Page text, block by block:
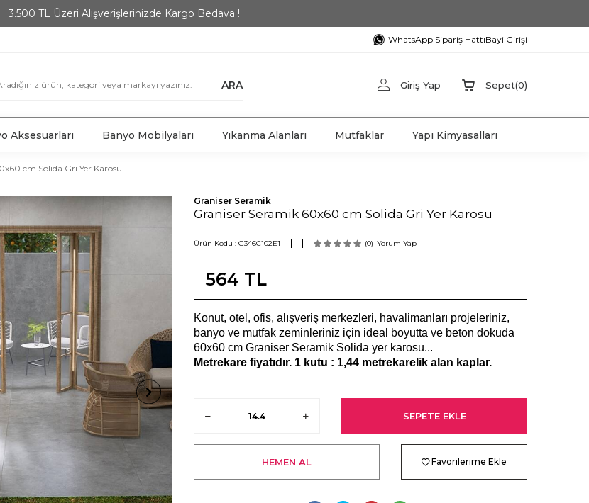
3.500 TL Üzeri Alışverişlerinizde Kargo Bedava !
WhatsApp Sipariş HattıBayi Girişi
ARA Giriş Yap Sepet(0)
Aksesuarları Banyo Mobilyaları Yıkanma Alanları Mutfaklar Yapı Kimyasalları
cm Solida Gri Yer Karosu
Graniser Seramik
Graniser Seramik 60x60 cm Solida Gri Yer Karosu
Ürün Kodu : G346C102E1 (0) Yorum Yap
564 TL
Konut, otel, ofis, alışveriş merkezleri, havalimanları projeleriniz,
banyo ve mutfak zeminleriniz için ideal boyutta ve beton dokuda
60x60 cm Graniser Seramik Solida yer karosu...
Metrekare fiyatıdır. 1 kutu : 1,44 metrekarelik alan kaplar.
SEPETE EKLE
HEMEN AL Favorilerime Ekle